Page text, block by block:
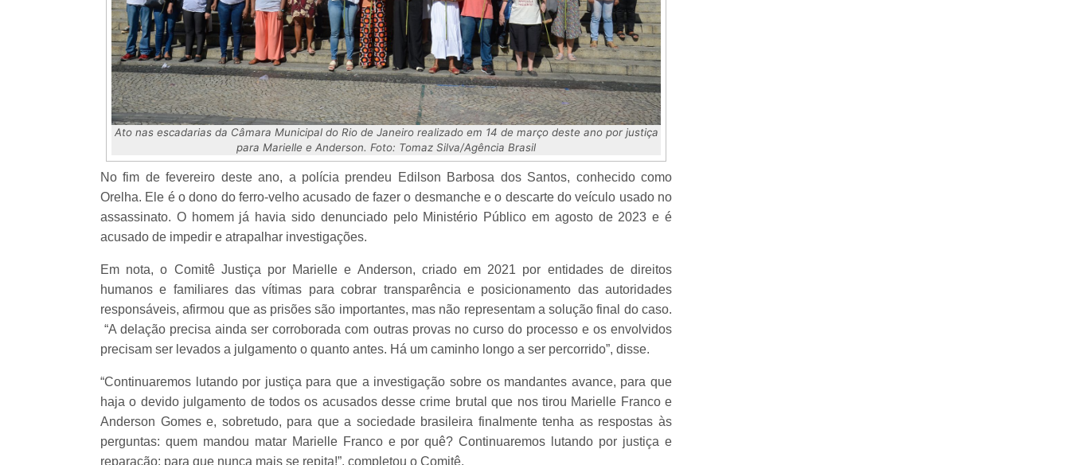
Ato nas escadarias da Câmara Municipal do Rio de Janeiro realizado em 14 de março deste ano por justiça
para Marielle e Anderson. Foto: Tomaz Silva/Agência Brasil
No fim de fevereiro deste ano, a polícia prendeu Edilson Barbosa dos Santos, conhecido como
Orelha. Ele é o dono do ferro-velho acusado de fazer o desmanche e o descarte do veículo usado no
assassinato. O homem já havia sido denunciado pelo Ministério Público em agosto de 2023 e é
acusado de impedir e atrapalhar investigações.
Em nota, o Comitê Justiça por Marielle e Anderson, criado em 2021 por entidades de direitos
humanos e familiares das vítimas para cobrar transparência e posicionamento das autoridades
responsáveis, afirmou que as prisões são importantes, mas não representam a solução final do caso.
“A delação precisa ainda ser corroborada com outras provas no curso do processo e os envolvidos
precisam ser levados a julgamento o quanto antes. Há um caminho longo a ser percorrido”, disse.
“Continuaremos lutando por justiça para que a investigação sobre os mandantes avance, para que
haja o devido julgamento de todos os acusados desse crime brutal que nos tirou Marielle Franco e
Anderson Gomes e, sobretudo, para que a sociedade brasileira finalmente tenha as respostas às
perguntas: quem mandou matar Marielle Franco e por quê? Continuaremos lutando por justiça e
reparação: para que nunca mais se repita!”, completou o Comitê.